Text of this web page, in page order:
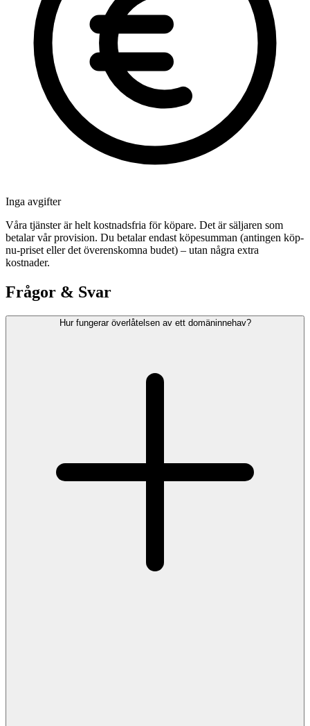
Inga avgifter
Våra tjänster är helt kostnadsfria för köpare. Det är säljaren som
betalar vår provision. Du betalar endast köpesumman (antingen köp-
nu-priset eller det överenskomna budet) – utan några extra
kostnader.
Frågor & Svar
Hur fungerar överlåtelsen av ett domäninnehav?